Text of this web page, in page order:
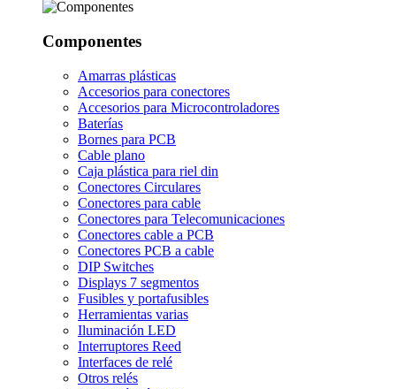
Componentes
Amarras plásticas
Accesorios para conectores
Accesorios para Microcontroladores
Baterías
Bornes para PCB
Cable plano
Caja plástica para riel din
Conectores Circulares
Conectores para cable
Conectores para Telecomunicaciones
Conectores cable a PCB
Conectores PCB a cable
DIP Switches
Displays 7 segmentos
Fusibles y portafusibles
Herramientas varias
Iluminación LED
Interruptores Reed
Interfaces de relé
Otros relés